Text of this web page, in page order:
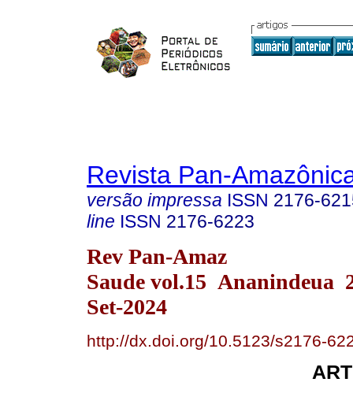
Revista Pan-
versão impressa ISSN 2176-
line ISSN 2176-6223
Rev Pan-Amaz
Saude vol.15 Ananindeua
Set-2024
http://dx.doi.org/10.5123/s2176-